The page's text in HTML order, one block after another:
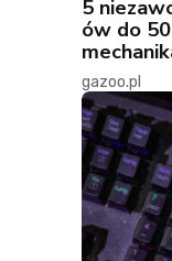
5
ów do
gazoo.pl